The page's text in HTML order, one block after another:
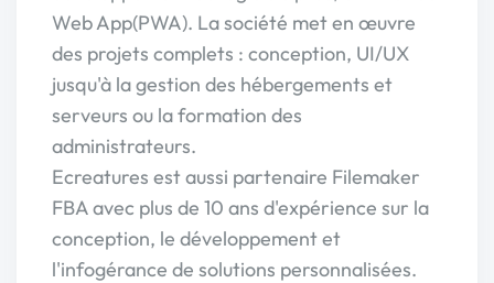
Web App(PWA). La société met en œuvre
des projets complets : conception, UI/UX
jusqu'à la gestion des hébergements et
serveurs ou la formation des
administrateurs.
Ecreatures est aussi partenaire Filemaker
FBA avec plus de 10 ans d'expérience sur la
conception, le développement et
l'infogérance de solutions personnalisées.